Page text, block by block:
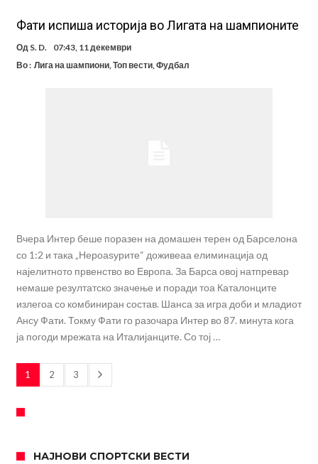
Фати испиша историја во Лигата на шампионите
Од S. D.
07:43, 11 декември
Во : Лига на шампиони,Топ вести,Фудбал
Вчера Интер беше поразен на домашен терен од Барселона
со 1:2 и така „Нероаѕурите“ доживеаа елиминација од
најелитното првенство во Европа. За Барса овој натпревар
немаше резултатско значење и поради тоа Каталонците
излегоа со комбиниран состав. Шанса за игра доби и младиот
Ансу Фати. Токму Фати го разочара Интер во 87. минута кога
ја погоди мрежата на Италијанците. Со тој …
1 2 3
НАЈНОВИ СПОРТСКИ ВЕСТИ